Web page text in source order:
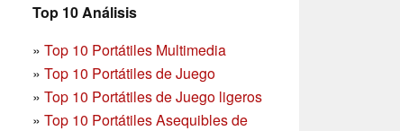
Top 10 Análisis
» Top 10 Portátiles Multimedia
» Top 10 Portátiles de Juego
» Top 10 Portátiles de Juego ligeros
» Top 10 Portátiles Asequibles de